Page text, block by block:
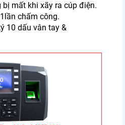
mất khi xãy ra cúp điện.
chấm công.
10 dấu vân tay &